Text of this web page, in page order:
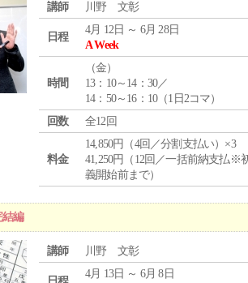
講師 川野 文彰
日程
4月 12日 ～ 6月 28日
A Week
時間
（金）
13：10～14：30／
14：50～16：10（1日2コマ）
回数
全12回
料金
14,850円（4回／分割支払い）×3
41,250円（12回／一括前納支払※
義開始前まで）
結編
講師 川野 文彰
4月 13日 ～ 6月 8日